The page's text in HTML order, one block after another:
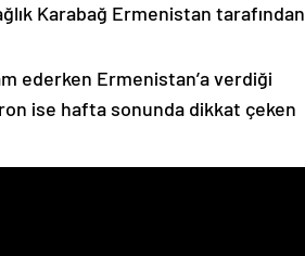
Karabağ Ermenistan tarafından
ederken Ermenistan’a verdiği
ise hafta sonunda dikkat çeken